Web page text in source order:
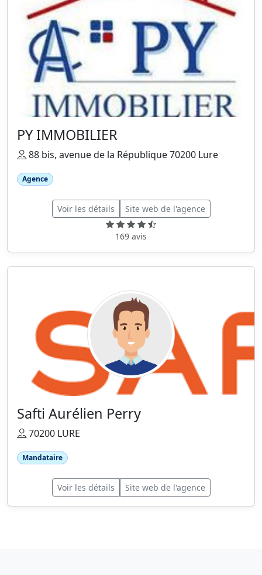
PY IMMOBILIER
88 bis, avenue de la République 70200 Lure
Agence
Voir les détails Site web de l'agence
169 avis
Safti Aurélien Perry
70200 LURE
Mandataire
Voir les détails Site web de l'agence